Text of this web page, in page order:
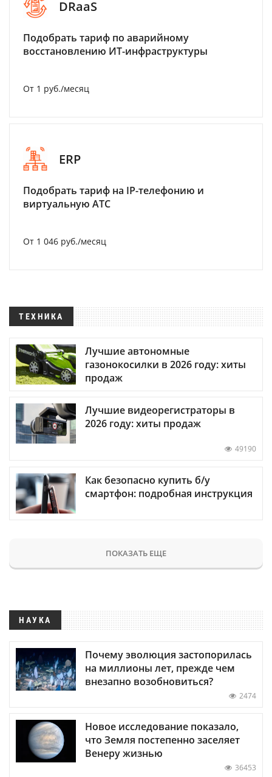
DRaaS
Подобрать тариф по аварийному
восстановлению ИТ-инфраструктуры
От 1 руб./месяц
ERP
Подобрать тариф на IP-телефонию и
виртуальную АТС
От 1 046 руб./месяц
ТЕХНИКА
Лучшие автономные
газонокосилки в 2026 году: хиты
продаж
Лучшие видеорегистраторы в
2026 году: хиты продаж
49190
Как безопасно купить б/у
смартфон: подробная инструкция
ПОКАЗАТЬ ЕЩЕ
НАУКА
Почему эволюция застопорилась
на миллионы лет, прежде чем
внезапно возобновиться?
2474
Новое исследование показало,
что Земля постепенно заселяет
Венеру жизнью
36453